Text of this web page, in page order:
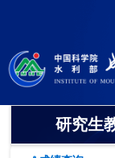
研究生